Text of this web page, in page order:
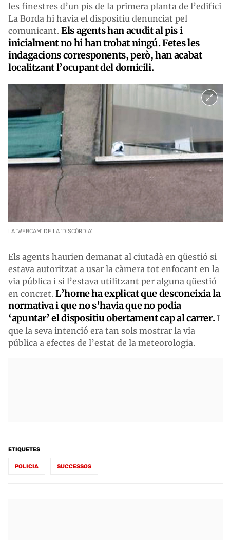
les finestres d’un pis de la primera planta de l’edifici
La Borda hi havia el dispositiu denunciat pel
comunicant. Els agents han acudit al pis i
inicialment no hi han trobat ningú. Fetes les
indagacions corresponents, però, han acabat
localitzant l’ocupant del domicili.
LA 'WEBCAM' DE LA 'DISCÒRDIA'.
Els agents haurien demanat al ciutadà en qüestió si
estava autoritzat a usar la càmera tot enfocant en la
via pública i si l’estava utilitzant per alguna qüestió
en concret. L’home ha explicat que desconeixia la
normativa i que no s’havia que no podia
‘apuntar’ el dispositiu obertament cap al carrer.I
que la seva intenció era tan sols mostrar la via
pública a efectes de l’estat de la meteorologia.
ETIQUETES
POLICIA SUCCESSOS